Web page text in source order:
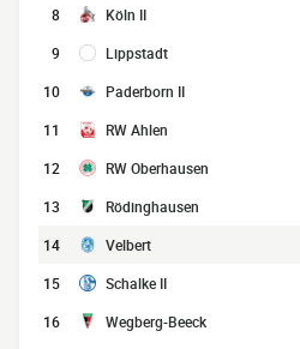
8 Köln II
9 Lippstadt
10 Paderborn II
11 RW Ahlen
12 RW Oberhausen
13 Rödinghausen
14 Velbert
15
Schalke II
16 Wegberg-Beeck